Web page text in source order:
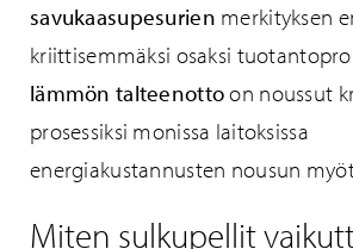
savukaasupesurien merkityksen
kriittisemmäksi osaksi
lämmön talteenottoon noussut
prosessiksi monissa laitoksissa
energiakustannusten nousun
Miten sulkupellit